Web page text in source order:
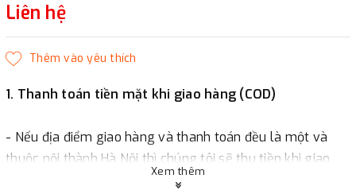
Liên hệ
1. Thanh toán tiền mặt khi giao hàng (COD)
- Nếu địa điểm giao hàng và thanh toán đều là một và
thuộc nội thành Hà Nội thì chúng tôi sẽ thu tiền khi giao
hàng hoặc khách hàng đặt tiền trước một phần giá trị đơn
Xem thêm